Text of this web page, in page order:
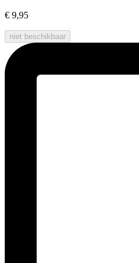
€ 9,95
niet beschikbaar